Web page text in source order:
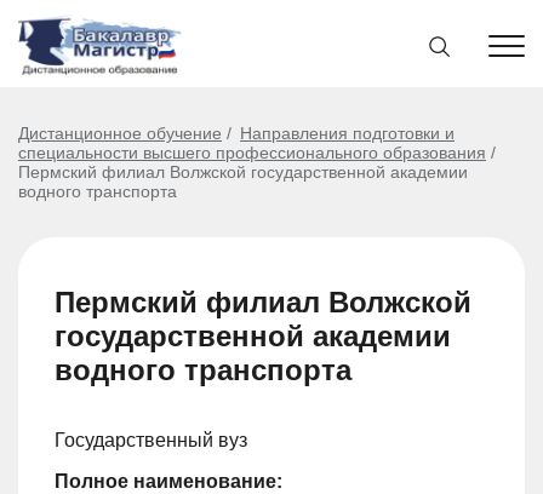
Дистанционное обучение
Направления подготовки и
специальности высшего профессионального образования
Пермский филиал Волжской государственной академии
водного транспорта
Пермский филиал Волжской
государственной академии
водного транспорта
Государственный вуз
Полное наименование: